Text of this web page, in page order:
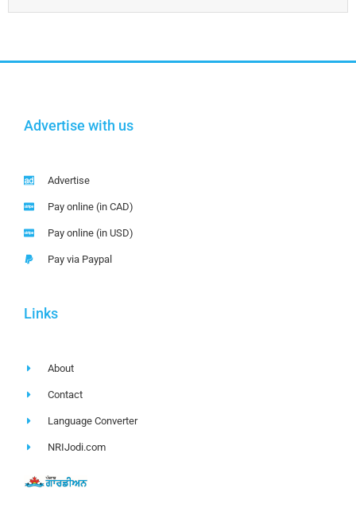
Advertise with us
Advertise
Pay online (in CAD)
Pay online (in USD)
Pay via Paypal
Links
About
Contact
Language Converter
NRIJodi.com